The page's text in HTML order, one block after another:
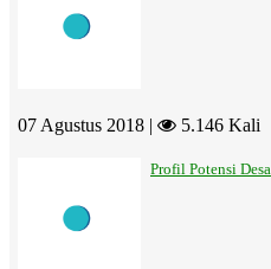
07 Agustus 2018 | 5.146 Kali
Profil Potensi Desa